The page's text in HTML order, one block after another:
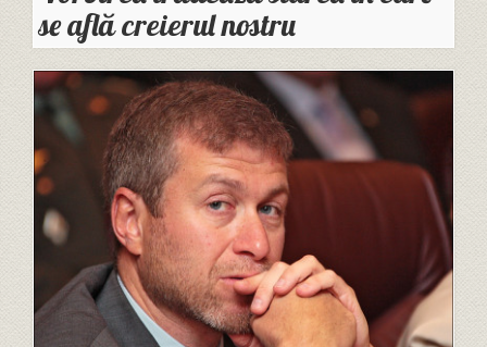
se află creierul nostru